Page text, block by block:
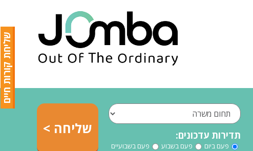
תדירות עדכונים:
פעם ביום פעם בשבוע פעם בשבועיים
שליחת קורות חיים